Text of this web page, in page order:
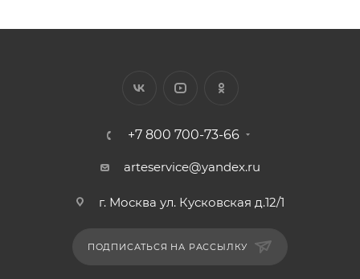
+7 800 700-73-66
arteservice@yandex.ru
г. Москва ул. Кусковская д.12/1
ПОДПИСАТЬСЯ НА РАССЫЛКУ